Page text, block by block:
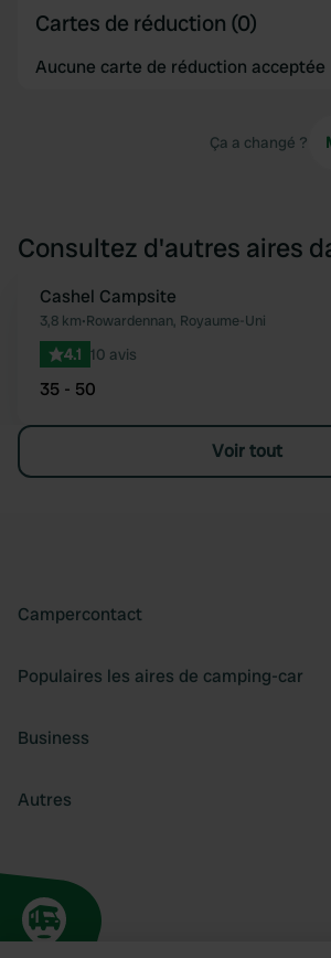
Cartes de réduction (0)
Aucune carte de réduction acceptée
Ça a changé ?
Consultez d'autres aires
Cashel Campsite
3,8 km•Rowardennan, Royaume-Uni
4.1 10 avis
35 - 50
Voir tout
Campercontact
Populaires les aires de camping-car
Business
Autres